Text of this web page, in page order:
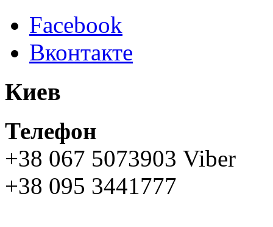
Facebook
Вконтакте
Киев
Телефон
+38 067 5073903 Viber
+38 095 3441777